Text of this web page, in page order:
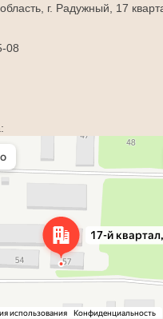
г. Радужный, 17
08
Карты